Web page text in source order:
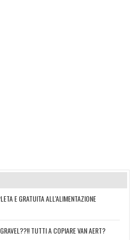
E GRATUITA ALL'ALIMENTAZIONE
TUTTI A COPIARE VAN AERT?